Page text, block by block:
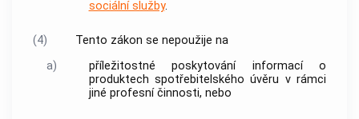
sociální služby.
(4)
Tento zákon se nepoužije na
a)
příležitostné poskytování informací o
produktech spotřebitelského úvěru v rámci
jiné profesní činnosti, nebo